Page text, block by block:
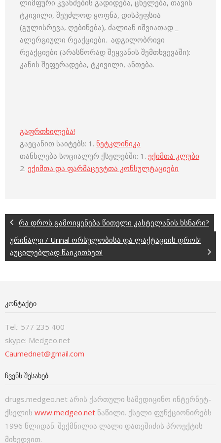
ლიმფური კვანძების გადიდება, ცხელება, თავის
ტკივილი, შეუძლოდ ყოფნა, დისპეფსია
(გულისრევა, ღებინება), ძალიან იშვიათად _
ალერგიული რეაქციები. ადგილობრივი
რეაქციები (არასწორად შეყვანის შემთხვევაში):
კანის შეფერადება, ტკივილი, ანთება.
გაფრთხილება!
გაეცანით საიტებს: 1. ნეტკლინიკა
თანხლება სოციალურ ქსელებში: 1. ექიმთა კლუბი
2. ექიმთა და ფარმაცევტთა კონსულტაციები
რა დროს გამოიყენება წითელი კასტელანის ხსნარი?
ურინალი / Urinal ორსულობისა და ლაქტაციის დროს!
აუცილებლად წაიკითხეთ!
ᲙᲝᲜᲢᲐᲥᲢᲘ
Tel.: 577 235 400
skype: Medgeo.net
Caumednet@gmail.com
ᲩᲕᲔᲜᲡ ᲨᲔᲡᲐᲮᲔᲑ
drugs.medgeo.net არის ქართული სამედიცინო ინტერნეტ-
ქსელის www.medgeo.net ნაწილი. ქსელი ფუნქციონირებს
1996 წლიდან. შექმნილია ლალი დათეშიძის პროექტის
მიხედვით.